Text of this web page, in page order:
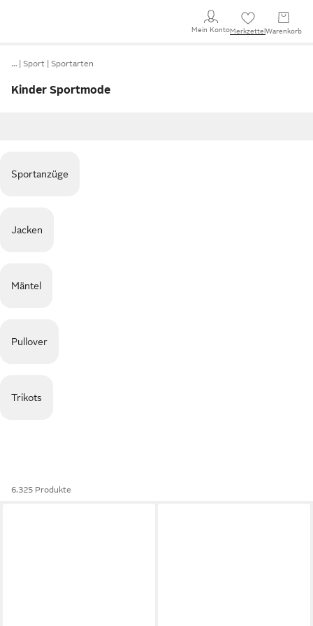
Mein KontoMerkzettel Warenkorb
… Sport Sportarten
Kinder Sportmode
Sportanzüge
Jacken
Mäntel
Pullover
Trikots
6.325 Produkte